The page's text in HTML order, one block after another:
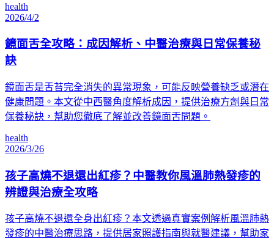
health
2026/4/2
鏡面舌全攻略：成因解析、中醫治療與日常保養秘
訣
鏡面舌是舌苔完全消失的異常現象，可能反映營養缺乏或潛在
健康問題。本文從中西醫角度解析成因，提供治療方劑與日常
保養秘訣，幫助您徹底了解並改善鏡面舌問題。
health
2026/3/26
孩子高燒不退還出紅疹？中醫教你風溫肺熱發疹的
辨證與治療全攻略
孩子高燒不退還全身出紅疹？本文透過真實案例解析風溫肺熱
發疹的中醫治療思路，提供居家照護指南與就醫建議，幫助家